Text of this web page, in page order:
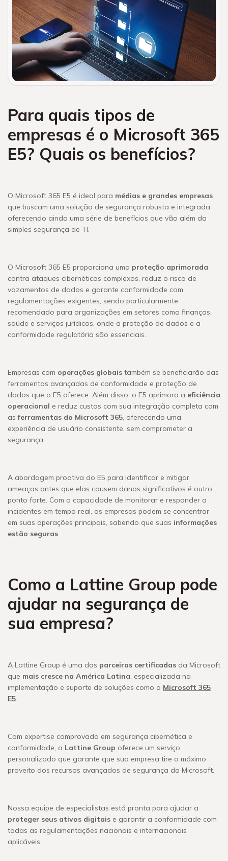
Para quais tipos de
empresas é o Microsoft 365
E5? Quais os benefícios?
O Microsoft 365 E5 é ideal para médias e grandes empresas
que buscam uma solução de segurança robusta e integrada,
oferecendo ainda uma série de benefícios que vão além da
simples segurança de TI.
O Microsoft 365 E5 proporciona uma proteção aprimorada
contra ataques cibernéticos complexos, reduz o risco de
vazamentos de dados e garante conformidade com
regulamentações exigentes, sendo particularmente
recomendado para organizações em setores como finanças,
saúde e serviços jurídicos, onde a proteção de dados e a
conformidade regulatória são essenciais.
Empresas com operações globais também se beneficiarão das
ferramentas avançadas de conformidade e proteção de
dados que o E5 oferece. Além disso, o E5 aprimora a eficiência
operacional e reduz custos com sua integração completa com
asferramentas do Microsoft 365, oferecendo uma
experiência de usuário consistente, sem comprometer a
segurança.
A abordagem proativa do E5 para identificar e mitigar
ameaças antes que elas causem danos significativos é outro
ponto forte. Com a capacidade de monitorar e responder a
incidentes em tempo real, as empresas podem se concentrar
em suas operações principais, sabendo que suas informações
estão seguras.
Como a Lattine Group pode
ajudar na segurança de
sua empresa?
A Lattine Group é uma das parceiras certificadas da Microsoft
que mais cresce na América Latina, especializada na
implementação e suporte de soluções como o Microsoft 365
E5.
Com expertise comprovada em segurança cibernética e
conformidade, a Lattine Group oferece um serviço
personalizado que garante que sua empresa tire o máximo
proveito dos recursos avançados de segurança da Microsoft.
Nossa equipe de especialistas está pronta para ajudar a
proteger seus ativos digitais e garantir a conformidade com
todas as regulamentações nacionais e internacionais
aplicáveis.